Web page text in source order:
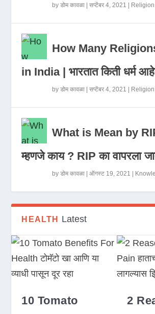
byडोम कावळा |सप्टेंबर 4, 2021 Religion
How Many
in India | भारतात किती धर्म
byडोम कावळा |सप्टेंबर 4, 2021 Religion
What is Mean by
म्हणजे काय ? RIP का वापरला
byडोम कावळा |ऑगस्ट 19, 2021
HEALTH Latest
10 Tomato 2